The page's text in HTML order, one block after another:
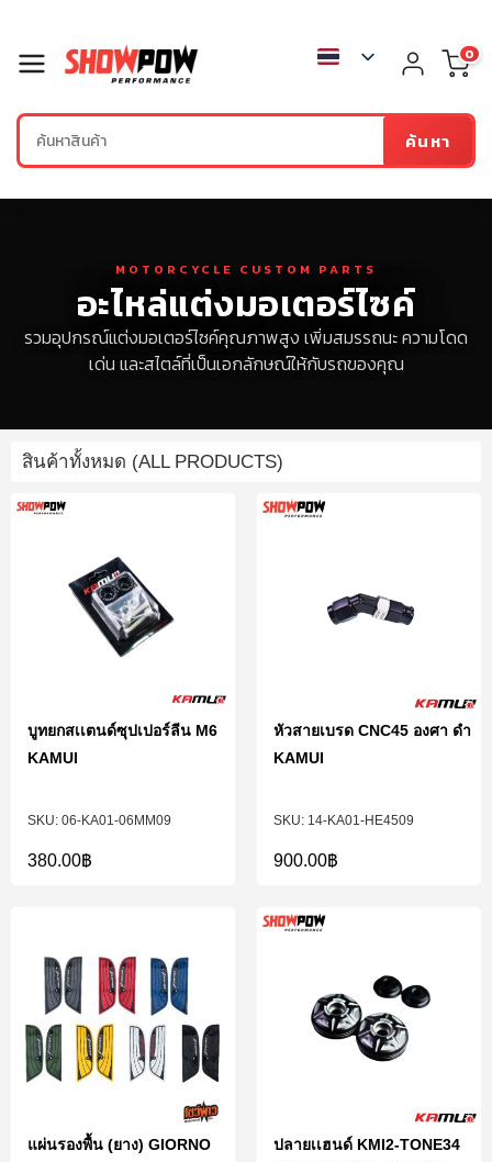
ค้นหา
0
MOTORCYCLE CUSTOM PARTS
อะไหล่แต่งมอเตอร์ไซค์
รวมอุปกรณ์แต่งมอเตอร์ไซค์คุณภาพสูง เพิ่มสมรรถนะ ความโดด
เด่น และสไตล์ที่เป็นเอกลักษณ์ให้กับรถของคุณ
สินค้าทั้งหมด (ALL PRODUCTS)
06-KA01-06MM09
บูทยกสเเตนด์ซุปเปอร์ลีน M6
KAMUI
380.00฿
14-KA01-HE4509
หัวสายเบรด CNC45 องศา ดำ
KAMUI
900.00฿
แผ่นรองพื้น (ยาง) GIORNO
ปลายเเฮนด์ KMI2-TONE34